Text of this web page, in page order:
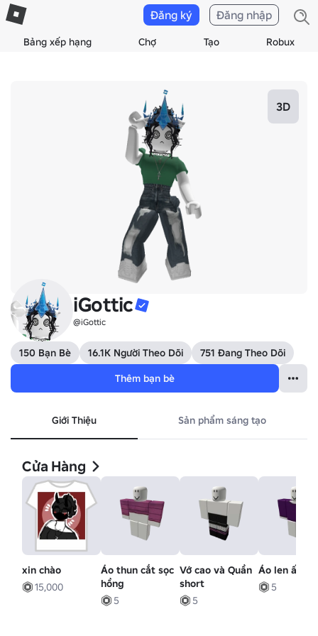
Bảng xếp hạng Chợ Tạo Robux
Đăng ký Đăng nhập
3D
iGottic
@iGottic
150 Bạn Bè 16.1K Người Theo Dõi
751 Đang Theo Dõi
Thêm bạn bè
Giới Thiệu Sản phẩm sáng tạo
Cửa Hàng
xin chào
15,000
Áo thun cắt sọc
hồng
5
Vớ cao và Quần
short
5
Áo len ấm
5